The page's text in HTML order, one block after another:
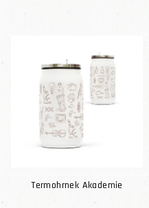
Termohrnek Akademie